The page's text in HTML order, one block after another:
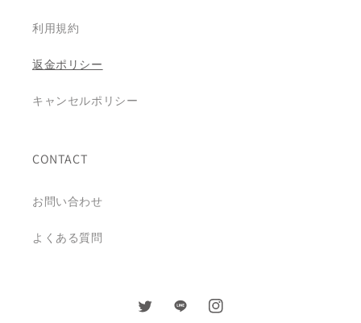
利用規約
返金ポリシー
キャンセルポリシー
CONTACT
お問い合わせ
よくある質問
Twitter PinterestInstagram